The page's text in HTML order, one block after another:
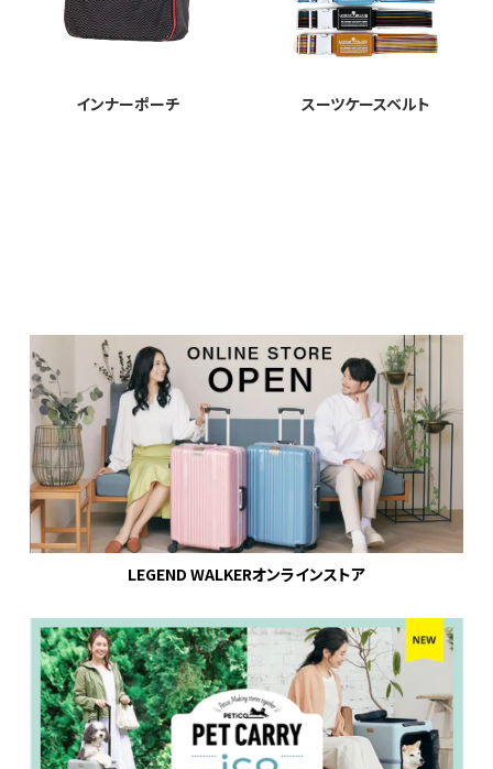
インナーポーチ スーツケースベルト
LEGEND WALKERオンラインストア